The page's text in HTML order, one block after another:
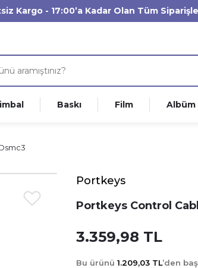
Kargo - 17:00’a Kadar Olan Tüm
Baskı Film Albüm
Portkeys
Portkeys Control
3.359,98 TL
Bu ürünü 1.209,03 TL’den